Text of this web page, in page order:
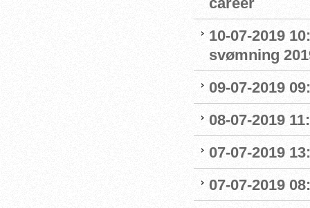
10-07-2019
svømning
09-07-2019
08-07-2019
07-07-2019
07-07-2019